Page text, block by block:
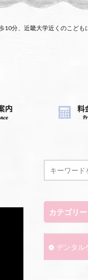
10分、近畿大学近くのこど
カテゴリー
デンタル